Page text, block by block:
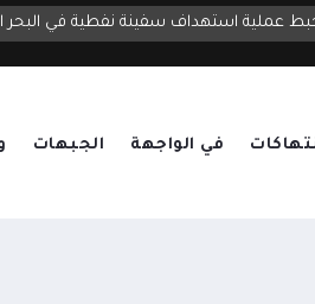
عملية استهداف سفينة نفطية في البحر
في الواجهة الجبهات